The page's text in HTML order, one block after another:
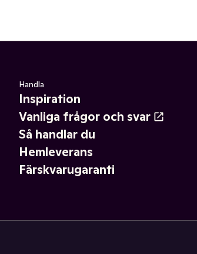
Handla
Inspiration
Vanliga frågor och svar
Så handlar du
Hemleverans
Färskvarugaranti